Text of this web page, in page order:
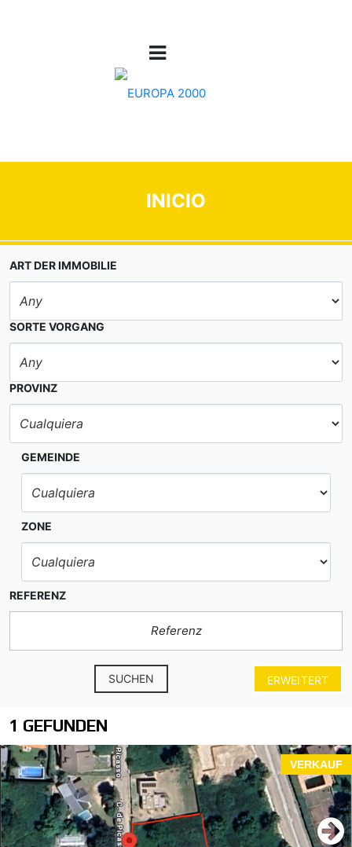
INICIO
ART DER IMMOBILIE
SORTE VORGANG
PROVINZ
GEMEINDE
ZONE
REFERENZ
ERWEITERT
SUCHEN
1 GEFUNDEN
VERKAUF